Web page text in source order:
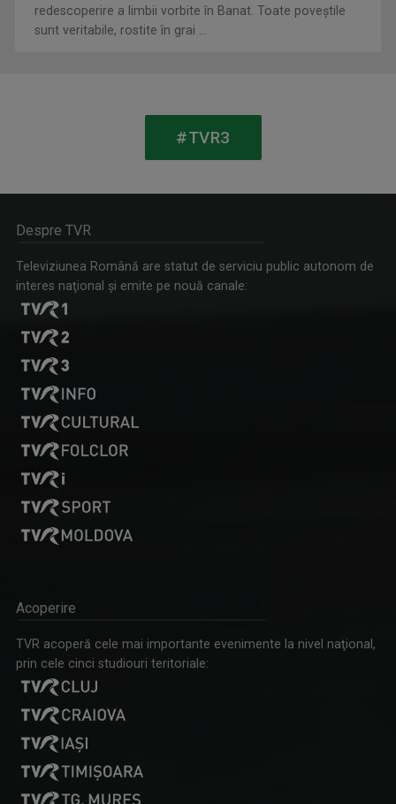
CULT@RT
Emisiunea CULT@rt își propune să aducă mai ...
Bilunar, duminică, ora 12.30 la TVR3 și luni, ...
ROXANA COSTAȘ
ORBAN KATALIN
Jurnalist TV - Compartiment Minorități TVR ...
redescoperire a limbii vorbite în Banat. Toate poveștile
sunt veritabile, rostite în grai ...
#TVR3
Despre TVR
Televiziunea Română are statut de serviciu public autonom de
interes naţional şi emite pe nouă canale:
Acoperire
TVR acoperă cele mai importante evenimente la nivel naţional,
prin cele cinci studiouri teritoriale: